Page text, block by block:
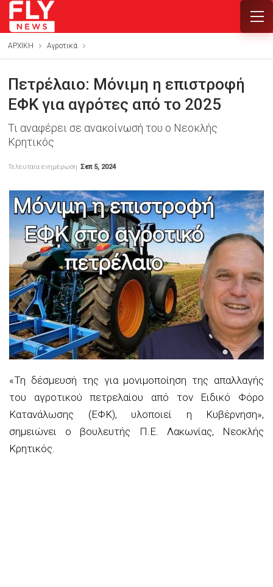
ΑΡΧΙΚΗ Αγροτικά
Πετρέλαιο: Μόνιμη η επιστροφή
ΕΦΚ για αγρότες από το 2025
Τι αναφέρει σε ανακοίνωσή του ο Νεοκλής
Κρητικός
Τελευταία ενημέρωση Σεπ 5, 2024
«Τη δέσμευσή της για μονιμοποίηση της απαλλαγής
του αγροτικού πετρελαίου από τον Ειδικό Φόρο
Κατανάλωσης (ΕΦΚ), υλοποιεί η Κυβέρνηση»,
σημειώνει ο βουλευτής Π.Ε. Λακωνίας, Νεοκλής
Κρητικός.